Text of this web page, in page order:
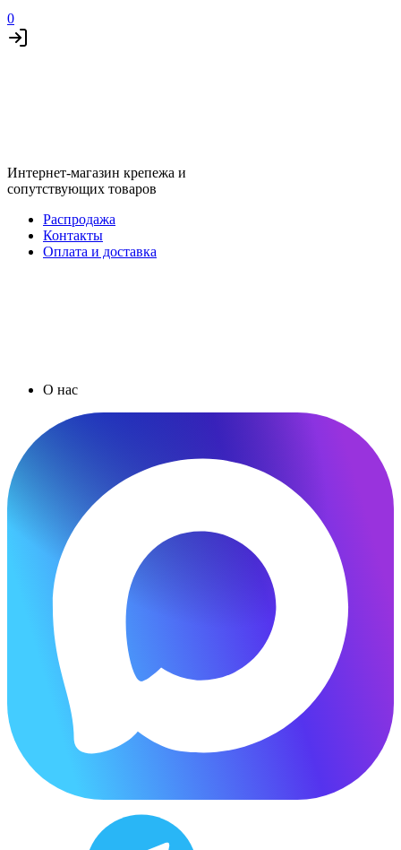
0
Интернет-магазин крепежа и
сопутствующих товаров
Распродажа
Контакты
Оплата и доставка
О нас